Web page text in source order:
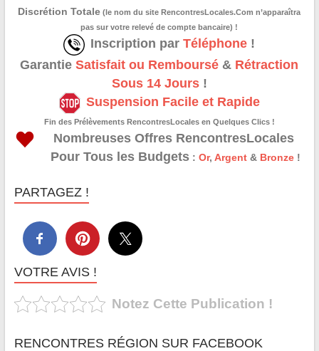
Discrétion Totale (le nom du site RencontresLocales.Com n’apparaîtra
pas sur votre relevé de compte bancaire) !
Inscription parTéléphone !
GarantieSatisfait ou Remboursé & Rétraction
Sous 14 Jours!
Suspension Facile et Rapide
Fin des Prélèvements RencontresLocales en Quelques Clics !
Nombreuses Offres RencontresLocales
Pour Tous les Budgets: Or, Argent& Bronze!
PARTAGEZ !
VOTRE AVIS !
Notez Cette Publication !
RENCONTRES RÉGION SUR FACEBOOK